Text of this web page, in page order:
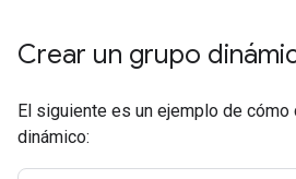
Crear un grupo
El siguiente es un ejemplo de cómo
dinámico: